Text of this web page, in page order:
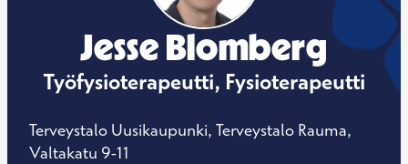
Jesse Blomberg
Työfysioterapeutti, Fysioterapeutti
Terveystalo Uusikaupunki, Terveystalo Rauma,
Valtakatu 9-11